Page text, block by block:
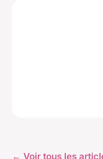
← Voir tous les